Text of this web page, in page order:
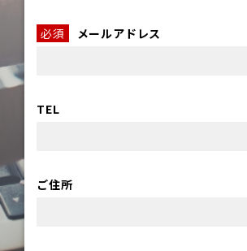
必須 メールアドレス
TEL
ご住所